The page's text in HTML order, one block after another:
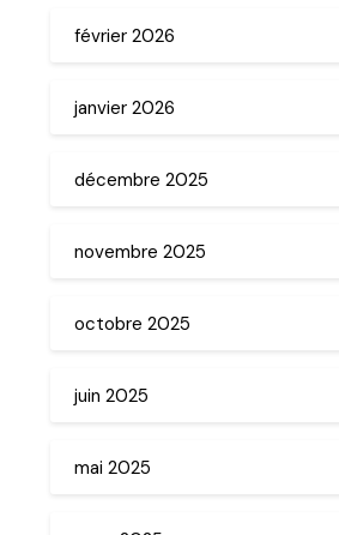
février 2026
janvier 2026
décembre 2025
novembre 2025
octobre 2025
juin 2025
mai 2025